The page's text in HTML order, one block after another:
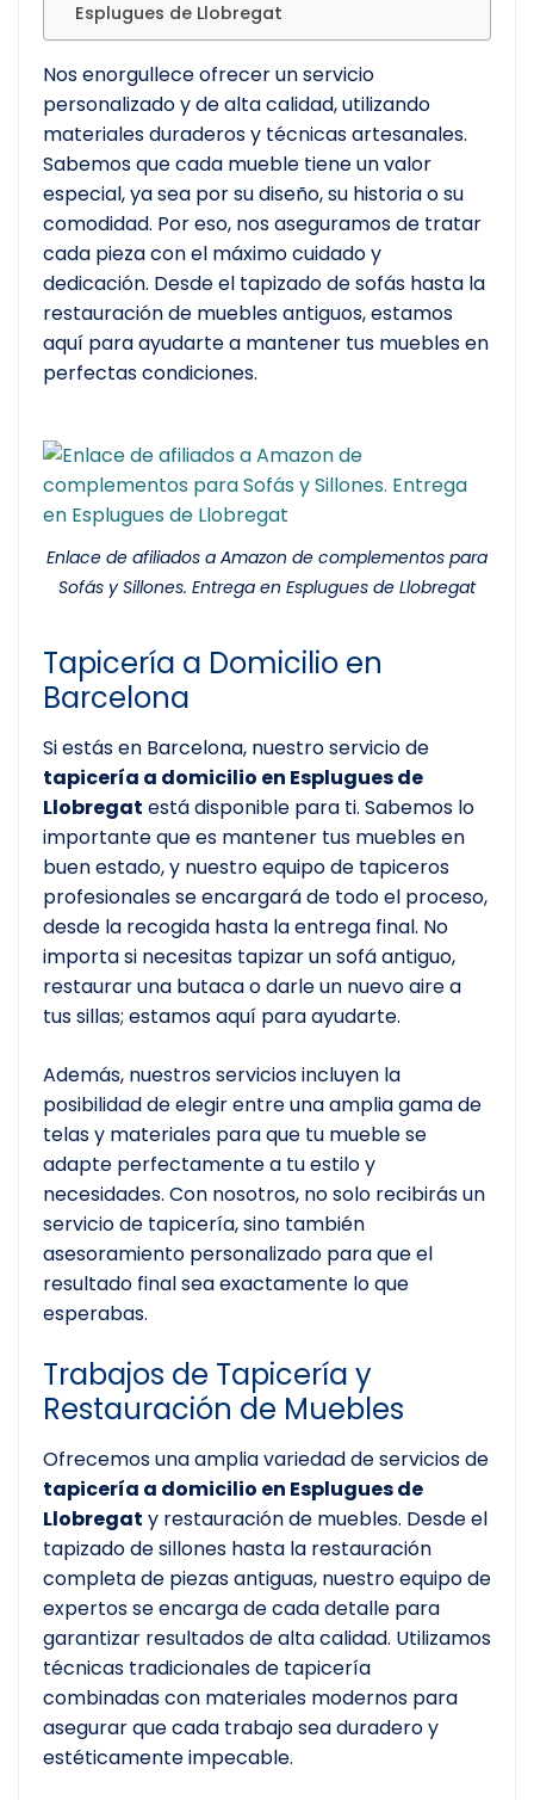
Esplugues de Llobregat
Nos enorgullece ofrecer un servicio
personalizado y de alta calidad, utilizando
materiales duraderos y técnicas artesanales.
Sabemos que cada mueble tiene un valor
especial, ya sea por su diseño, su historia o su
comodidad. Por eso, nos aseguramos de tratar
cada pieza con el máximo cuidado y
dedicación. Desde el tapizado de sofás hasta la
restauración de muebles antiguos, estamos
aquí para ayudarte a mantener tus muebles en
perfectas condiciones.
Enlace de afiliados a Amazon de complementos para
Sofás y Sillones. Entrega en Esplugues de Llobregat
Tapicería a Domicilio en
Barcelona
Si estás en Barcelona, nuestro servicio de
tapicería a domicilio en Esplugues de
Llobregat está disponible para ti. Sabemos lo
importante que es mantener tus muebles en
buen estado, y nuestro equipo de tapiceros
profesionales se encargará de todo el proceso,
desde la recogida hasta la entrega final. No
importa si necesitas tapizar un sofá antiguo,
restaurar una butaca o darle un nuevo aire a
tus sillas; estamos aquí para ayudarte.
Además, nuestros servicios incluyen la
posibilidad de elegir entre una amplia gama de
telas y materiales para que tu mueble se
adapte perfectamente a tu estilo y
necesidades. Con nosotros, no solo recibirás un
servicio de tapicería, sino también
asesoramiento personalizado para que el
resultado final sea exactamente lo que
esperabas.
Trabajos de Tapicería y
Restauración de Muebles
Ofrecemos una amplia variedad de servicios de
tapicería a domicilio en Esplugues de
Llobregat y restauración de muebles. Desde el
tapizado de sillones hasta la restauración
completa de piezas antiguas, nuestro equipo de
expertos se encarga de cada detalle para
garantizar resultados de alta calidad. Utilizamos
técnicas tradicionales de tapicería
combinadas con materiales modernos para
asegurar que cada trabajo sea duradero y
estéticamente impecable.